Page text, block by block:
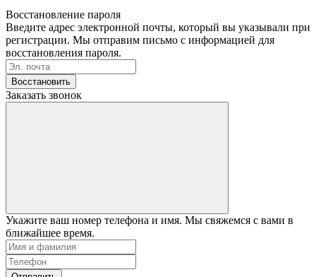
Восстановление пароля
Введите адрес электронной почты, который вы указывали при
регистрации. Мы отправим письмо с информацией для
восстановления пароля.
Восстановить
Заказать звонок
Укажите ваш номер телефона и имя. Мы свяжемся с вами в
ближайшее время.